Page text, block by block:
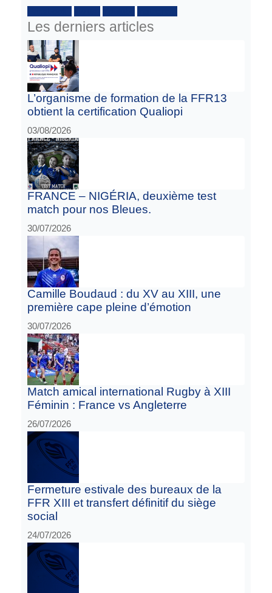
Les derniers articles
L’organisme de formation de la FFR13
obtient la certification Qualiopi
03/08/2026
FRANCE – NIGÉRIA, deuxième test
match pour nos Bleues.
30/07/2026
Camille Boudaud : du XV au XIII, une
première cape pleine d’émotion
30/07/2026
Match amical international Rugby à XIII
Féminin : France vs Angleterre
26/07/2026
Fermeture estivale des bureaux de la
FFR XIII et transfert définitif du siège
social
24/07/2026